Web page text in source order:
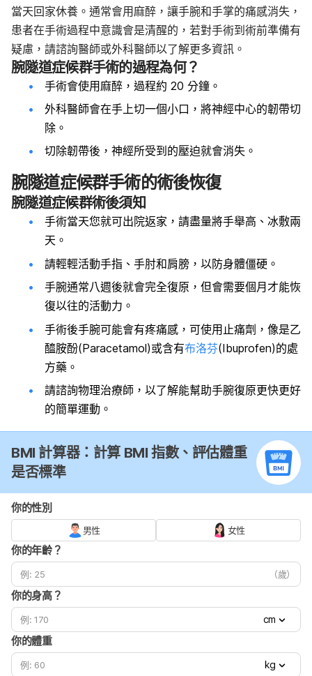
當天回家休養。通常會用麻醉，讓手腕和手掌的痛感消失，
患者在手術過程中意識會是清醒的，若對手術到術前準備有
疑慮，請諮詢醫師或外科醫師以了解更多資訊。
腕隧道症候群手術的過程為何？
手術會使用麻醉，過程約 20 分鐘。
外科醫師會在手上切一個小口，將神經中心的韌帶切
除。
切除韌帶後，神經所受到的壓迫就會消失。
腕隧道症候群手術的術後恢復
腕隧道症候群術後須知
手術當天您就可出院返家，請盡量將手舉高、冰敷兩
天。
請輕輕活動手指、手肘和肩膀，以防身體僵硬。
手腕通常八週後就會完全復原，但會需要個月才能恢
復以往的活動力。
手術後手腕可能會有疼痛感，可使用止痛劑，像是乙
醯胺酚(Paracetamol)或含有布洛芬(Ibuprofen)的處
方藥。
請諮詢物理治療師，以了解能幫助手腕復原更快更好
的簡單運動。
BMI 計算器：計算 BMI 指數、評估體重
是否標準
你的性別
男性 女性
你的年齡？
（歲）
你的身高？
cm
你的體重
kg